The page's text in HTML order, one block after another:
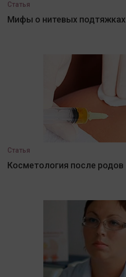
Статья
Мифы о нитевых подтяжках
Статья
Косметология после родов